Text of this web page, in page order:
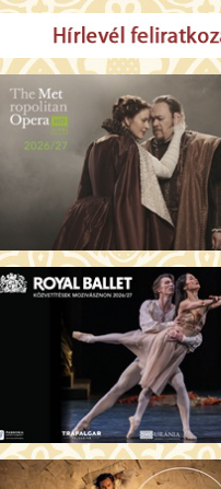
15:00 Csortos terem
AZ ARANY SPATULA (12)
15:00 Díszterem
SACRÉ COEUR - A SZENT SZÍV
CSODÁLATOS HATALMA (12)
15:30 Fábri terem
MOMO (12)
17:00 Csortos terem
HELLÓ, HAIFA! (16)
17:00 Törőcsik Mari terem
SZERELMEM, MAROKKÓ (16)
17:00 Díszterem
17:30 Fábri terem
A ZONGORAHANGOLÓ (16)
19:00 Csortos terem
ARGENTIN TÖRTÉNETEK (16)
19:30 Törőcsik Mari terem
MIKET NEM BESZÉLEK (16)